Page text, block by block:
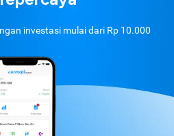
investasi mulai dari Rp 10.000